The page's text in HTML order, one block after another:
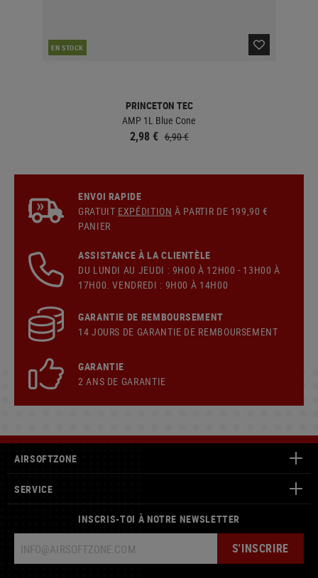
EN STOCK
PRINCETON TEC
AMP 1L Blue Cone
2,98 € 6,90 €
ENVOI RAPIDE
GRATUIT EXPÉDITION À PARTIR DE 199,90 €
PANIER
ASSISTANCE À LA CLIENTÈLE
DU LUNDI AU JEUDI : 9H00 À 12H00 - 13H00 À
17H00. VENDREDI : 9H00 À 14H00
GARANTIE DE REMBOURSEMENT
14 JOURS DE GARANTIE DE REMBOURSEMENT
GARANTIE
2 ANS DE GARANTIE
AIRSOFTZONE
SERVICE
INSCRIS-TOI À NOTRE NEWSLETTER
S'INSCRIRE